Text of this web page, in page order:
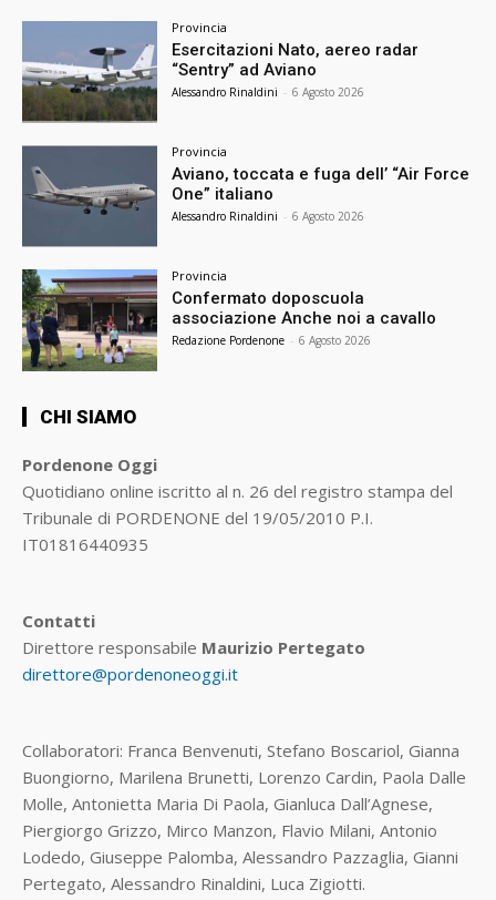
Provincia
Esercitazioni Nato, aereo radar
“Sentry” ad Aviano
Alessandro Rinaldini - 6 Agosto 2026
Provincia
Aviano, toccata e fuga dell’ “Air Force
One” italiano
Alessandro Rinaldini - 6 Agosto 2026
Provincia
Confermato doposcuola
associazione Anche noi a cavallo
Redazione Pordenone - 6 Agosto 2026
CHI SIAMO
Pordenone Oggi
Quotidiano online iscritto al n. 26 del registro stampa del
Tribunale di PORDENONE del 19/05/2010 P.I.
IT01816440935
Contatti
Direttore responsabile Maurizio Pertegato
direttore@pordenoneoggi.it
Collaboratori: Franca Benvenuti, Stefano Boscariol, Gianna
Buongiorno, Marilena Brunetti, Lorenzo Cardin, Paola Dalle
Molle, Antonietta Maria Di Paola, Gianluca Dall’Agnese,
Piergiorgo Grizzo, Mirco Manzon, Flavio Milani, Antonio
Lodedo, Giuseppe Palomba, Alessandro Pazzaglia, Gianni
Pertegato, Alessandro Rinaldini, Luca Zigiotti.